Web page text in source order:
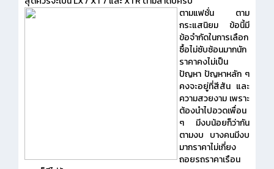
ตามแฟชั่น ตาม
กระแสนิยม
ข้อนี้มี
ข้อจำกัดในการเลือก
ซื้อไม่ซับซ้อนมากนัก
ราคาคงไม่เป็น
ปัญหา ปัญหาหลัก ๆ
คงจะอยู่ที่สีสัน และ
ความสวยงาม เพราะ
ต้องนำไปอวดเพื่อน
ๆ มีงบน้อยก็ว่ากัน
ตามงบ บางคนมีงบ
มากราคาไม่เกี่ยง
ถอยรถราคาเรือน